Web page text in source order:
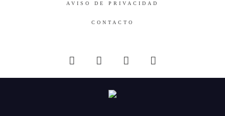
AVISO DE PRIVACIDAD
CONTACTO